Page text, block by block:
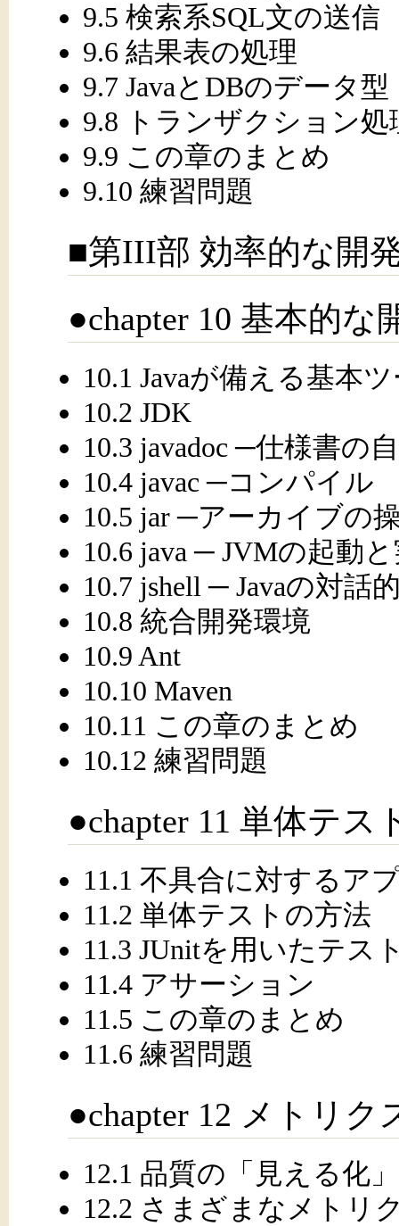
9.5 検索系SQL文の送信
9.6 結果表の処理
9.7 JavaとDBのデータ型
9.8 トランザクション処
9.9 この章のまとめ
9.10 練習問題
■第III部 効率的な開
●chapter 10 基本的な
10.1 Javaが備える基本
10.2 JDK
10.3 javadoc ─仕様書の
10.4 javac ─コンパイル
10.5 jar ─アーカイブの
10.6 java ─ JVMの起動
10.7 jshell ─ Javaの対話
10.8 統合開発環境
10.9 Ant
10.10 Maven
10.11 この章のまとめ
10.12 練習問題
●chapter 11 単体テ
11.1 不具合に対するア
11.2 単体テストの方法
11.3 JUnitを用いたテス
11.4 アサーション
11.5 この章のまとめ
11.6 練習問題
●chapter 12 メトリ
12.1 品質の「見える化」
12.2 さまざまなメトリ